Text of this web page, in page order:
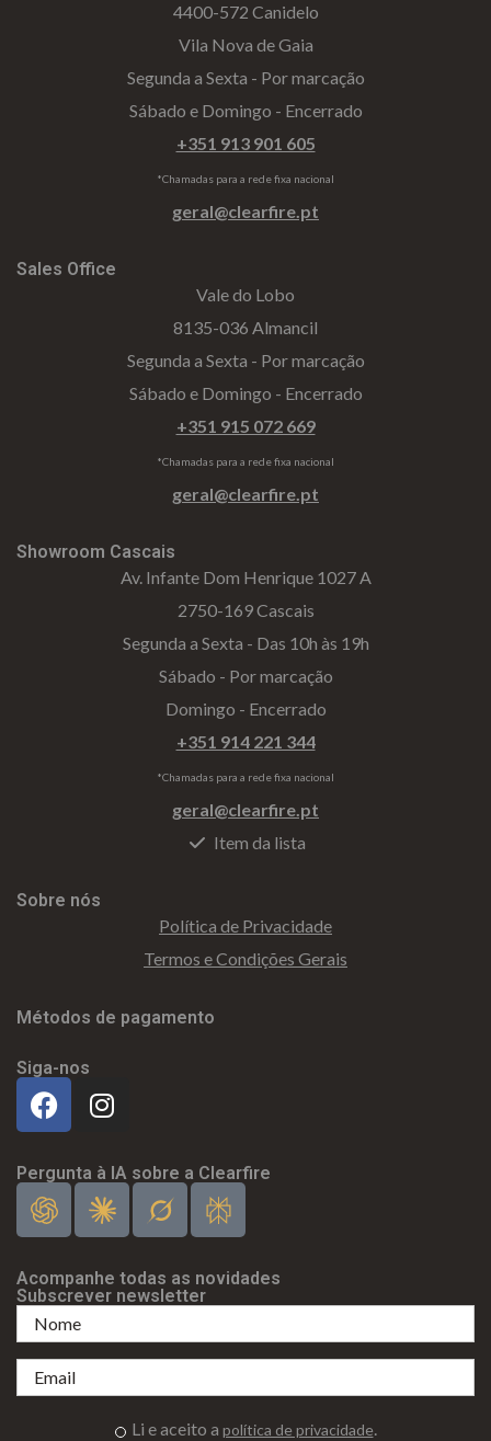
4400-572 Canidelo
Vila Nova de Gaia
Segunda a Sexta - Por marcação
Sábado e Domingo - Encerrado
+351 913 901 605
*Chamadas para a rede fixa nacional
geral@clearfire.pt
Sales Office
Vale do Lobo
8135-036 Almancil
Segunda a Sexta - Por marcação
Sábado e Domingo - Encerrado
+351 915 072 669
*Chamadas para a rede fixa nacional
geral@clearfire.pt
Showroom Cascais
Av. Infante Dom Henrique 1027 A
2750-169 Cascais
Segunda a Sexta - Das 10h às 19h
Sábado - Por marcação
Domingo - Encerrado
+351 914 221 344
*Chamadas para a rede fixa nacional
geral@clearfire.pt
Item da lista
Sobre nós
Política de Privacidade
Termos e Condições Gerais
Métodos de pagamento
Siga-nos
Pergunta à IA sobre a Clearfire
Acompanhe todas as novidades
Subscrever newsletter
Li e aceito a política de privacidade.